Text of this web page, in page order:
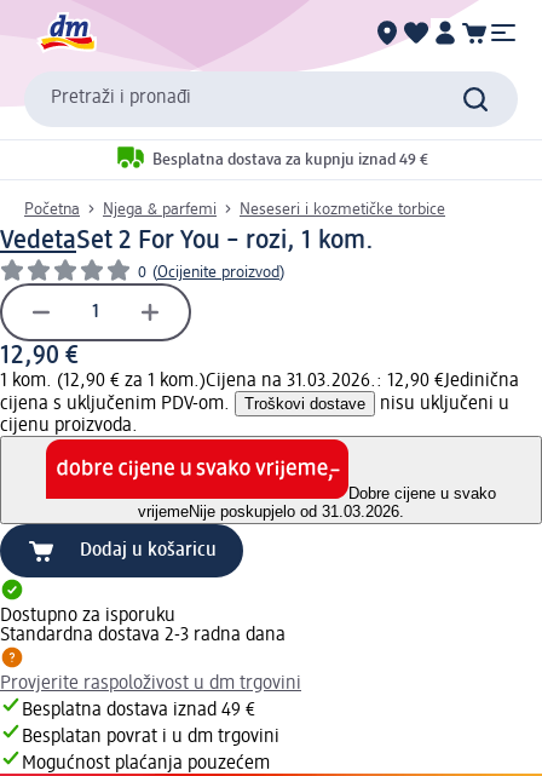
Pretraži i pronađi
Besplatna dostava za kupnju iznad 49 €
Početna Njega & parfemi Neseseri i kozmetičke torbice
VedetaSet 2 For You – rozi, 1 kom.
0 (Ocijenite proizvod)
12,90 €
1 kom. (12,90 € za 1 kom.)Cijena na 31.03.2026.: 12,90 €Jedinična
cijena s uključenim PDV-om.
Troškovi dostave
nisu uključeni u
cijenu proizvoda.
Dobre cijene u svako
vrijemeNije poskupjelo od 31.03.2026.
Dodaj u košaricu
Dostupno za isporuku
Standardna dostava 2-3 radna dana
Provjerite raspoloživost u dm trgovini
Besplatna dostava iznad 49 €
Besplatan povrat i u dm trgovini
Mogućnost plaćanja pouzećem